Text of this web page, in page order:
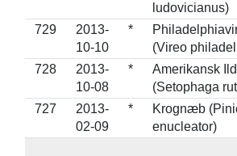
ludovicianus)
729
2013-
10-10
*
(Vireo
728
2013-
10-08
*
Amerikansk
(Setophaga
727
2013-
02-09
*
Krognæb
enucleator)